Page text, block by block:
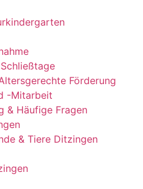
Förderung
-Mitarbeit
& Häufige Fragen
& Tiere Ditzingen